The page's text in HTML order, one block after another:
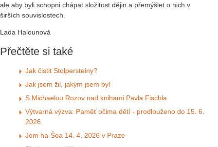
ale aby byli schopni chápat složitost dějin a přemýšlet o nich v
širších souvislostech.
Lada Halounová
Přečtěte si také
Jak čistit Stolpersteiny?
Jak jsem žil, jakým jsem byl
S Michaelou Rozov nad knihami Pavla Fischla
Výtvarná výzva: Paměť očima dětí - prodlouženo do 15. 6.
2026
Jom ha-Šoa 14. 4. 2026 v Praze